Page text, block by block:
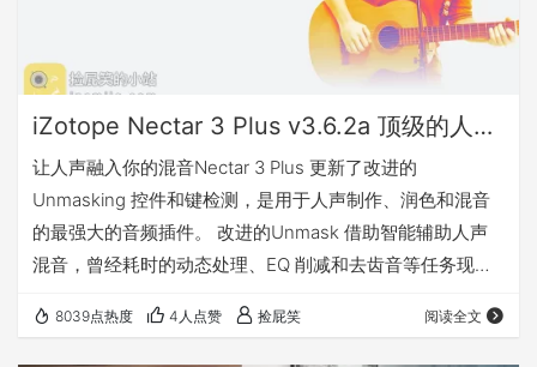
iZotope Nectar 3 Plus v3.6.2a 顶级的人声混音插件（Win&Mac）
让人声融入你的混音Nectar 3 Plus 更新了改进的
Unmasking 控件和键检测，是用于人声制作、润色和混音
的最强大的音频插件。 改进的Unmask 借助智能辅助人声
混音，曾经耗时的动态处理、EQ 削减和去齿音等任务现在
兼容 Mac: macOS High Sierra (10.13.6) - macOS Big Sur
(11.6.x)* Windows: Windows 10 支持基于 Intel 的 Mac 或
8039点热度 4人点赞 捡屁笑 阅读全文